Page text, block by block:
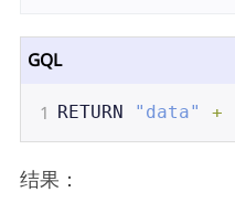
GQL
1 RETURN "data" +
结果：